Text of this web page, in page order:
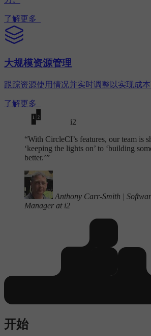
了解更多
大规模资源管理
跟踪资源使用情况并实时调整以实现成本
了解更多
i2
“With CircleCI’s features, our team is
‘keeping the lights on’ to ‘building
better.’”
Anthony Carr-Smith |
Manager at i2
开始